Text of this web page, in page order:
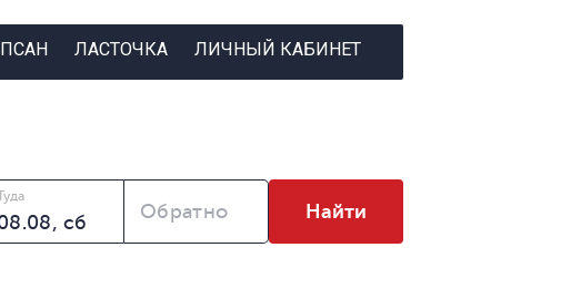
ЛАСТОЧКА ЛИЧНЫЙ КАБИНЕТ
Обратно Найти